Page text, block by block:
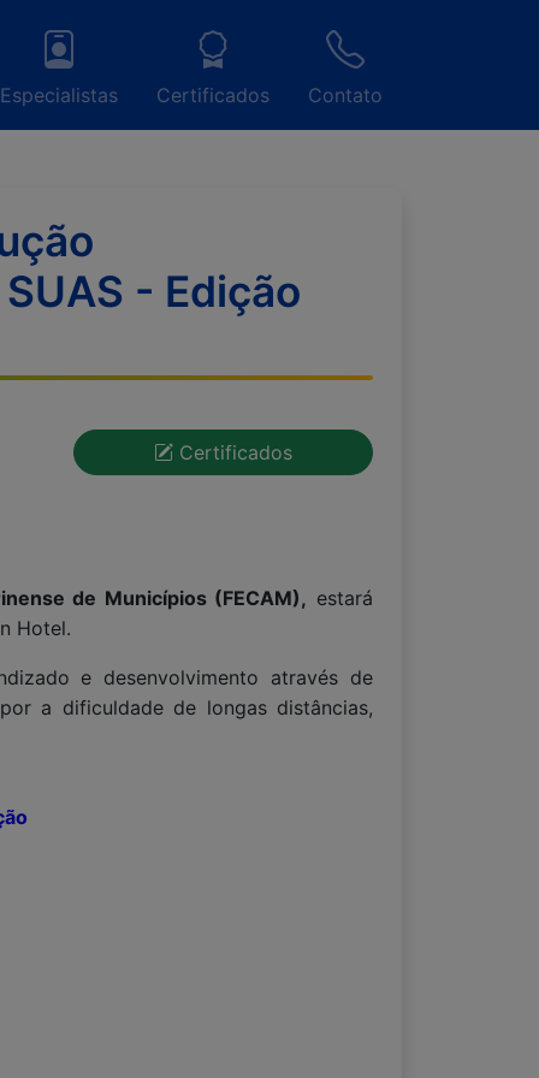
Especialistas Certificados Contato
- Edição
Certificados
de Municípios (FECAM), estará
Hotel.
e desenvolvimento através de
a dificuldade de longas distâncias,